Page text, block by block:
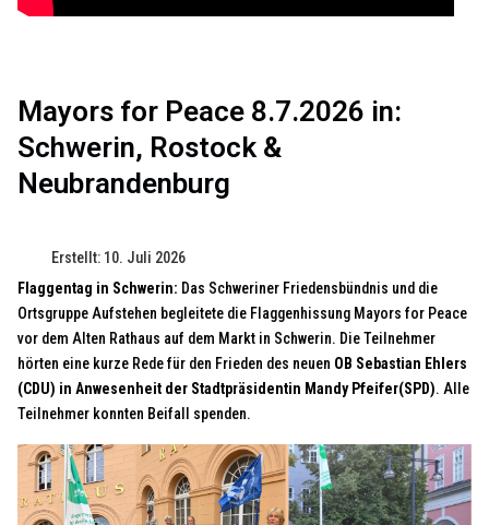
Mayors for Peace 8.7.2026 in:
Schwerin, Rostock &
Neubrandenburg
Erstellt: 10. Juli 2026
Flaggentag in Schwerin: Das Schweriner Friedensbündnis und die
Ortsgruppe Aufstehen begleitete die Flaggenhissung Mayors for Peace
vor dem Alten Rathaus auf dem Markt in Schwerin. Die Teilnehmer
hörten eine kurze Rede für den Frieden des neuen OB Sebastian Ehlers
(CDU) in Anwesenheit der Stadtpräsidentin Mandy Pfeifer(SPD). Alle
Teilnehmer konnten Beifall spenden.